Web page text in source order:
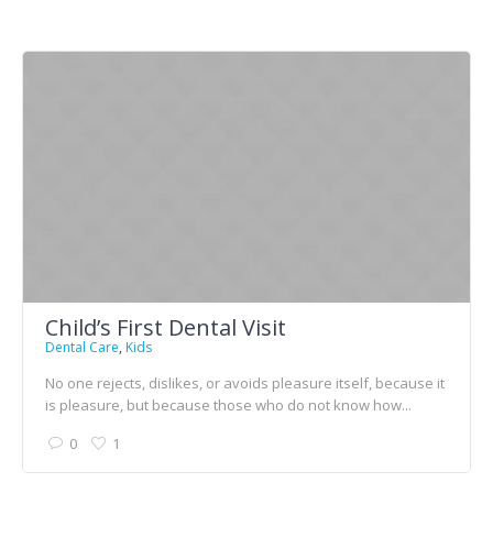
Child’s First Dental Visit
Dental Care, Kids
No one rejects, dislikes, or avoids pleasure itself, because it
is pleasure, but because those who do not know how...
0
1